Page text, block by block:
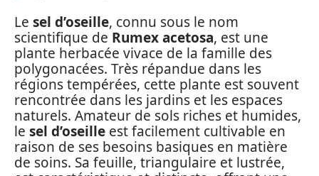
Le sel d’oseille, connu sous le nom
scientifique de Rumex acetosa, est une
plante herbacée vivace de la famille des
polygonacées. Très répandue dans les
régions tempérées, cette plante est souvent
rencontrée dans les jardins et les espaces
naturels. Amateur de sols riches et humides,
le sel d’oseille est facilement cultivable en
raison de ses besoins basiques en matière
de soins. Sa feuille, triangulaire et lustrée,